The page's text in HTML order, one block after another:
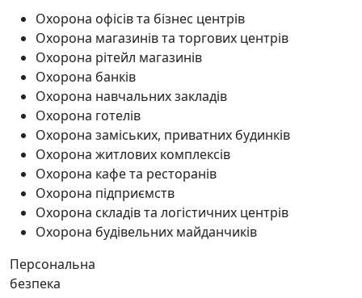
Охорона офісів та бізнес центрів
Охорона магазинів та торгових центрів
Охорона рітейл магазинів
Охорона банків
Охорона навчальних закладів
Охорона готелів
Охорона заміських, приватних будинків
Охорона житлових комплексів
Охорона кафе та ресторанів
Охорона підприємств
Охорона складів та логістичних центрів
Охорона будівельних майданчиків
Персональна
безпека